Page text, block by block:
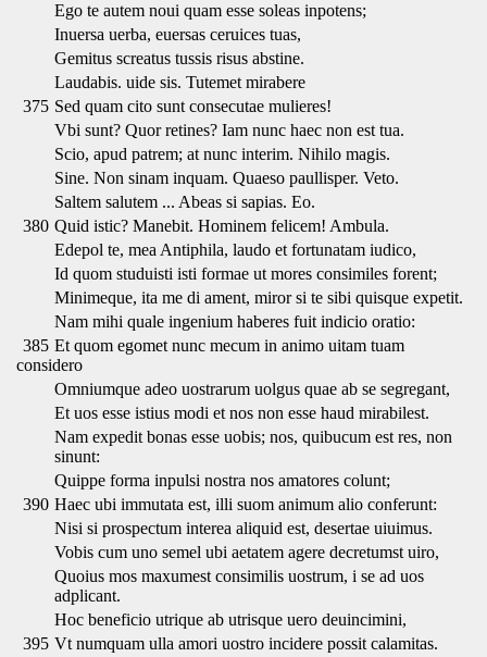
Ego te autem noui quam esse soleas inpotens;
Inuersa uerba, euersas ceruices tuas,
Gemitus screatus tussis risus abstine.
Laudabis. uide sis. Tutemet mirabere
375 Sed quam cito sunt consecutae mulieres!
Vbi sunt? Quor retines? Iam nunc haec non est tua.
Scio, apud patrem; at nunc interim. Nihilo magis.
Sine. Non sinam inquam. Quaeso paullisper. Veto.
Saltem salutem ... Abeas si sapias. Eo.
380 Quid istic? Manebit. Hominem felicem! Ambula.
Edepol te, mea Antiphila, laudo et fortunatam iudico,
Id quom studuisti isti formae ut mores consimiles forent;
Minimeque, ita me di ament, miror si te sibi quisque expetit.
Nam mihi quale ingenium haberes fuit indicio oratio:
385 Et quom egomet nunc mecum in animo uitam tuam
considero
Omniumque adeo uostrarum uolgus quae ab se segregant,
Et uos esse istius modi et nos non esse haud mirabilest.
Nam expedit bonas esse uobis; nos, quibucum est res, non
sinunt:
Quippe forma inpulsi nostra nos amatores colunt;
390 Haec ubi immutata est, illi suom animum alio conferunt:
Nisi si prospectum interea aliquid est, desertae uiuimus.
Vobis cum uno semel ubi aetatem agere decretumst uiro,
Quoius mos maxumest consimilis uostrum, i se ad uos
adplicant.
Hoc beneficio utrique ab utrisque uero deuincimini,
395 Vt numquam ulla amori uostro incidere possit calamitas.